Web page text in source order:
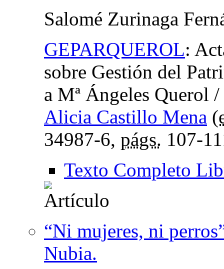
Salomé Zurinaga
GEPARQUEROL:
sobre Gestión del
a Mª Ángeles Querol /
Alicia Castillo Mena (
34987-6, págs. 107-
Texto Completo
“Ni mujeres, ni
Nubia.